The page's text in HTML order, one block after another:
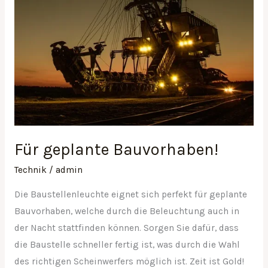
Für geplante Bauvorhaben!
Technik/ admin
Die Baustellenleuchte eignet sich perfekt für geplante
Bauvorhaben, welche durch die Beleuchtung auch in
der Nacht stattfinden können. Sorgen Sie dafür, dass
die Baustelle schneller fertig ist, was durch die Wahl
des richtigen Scheinwerfers möglich ist. Zeit ist Gold!